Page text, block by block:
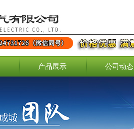
产品展示 公司动态